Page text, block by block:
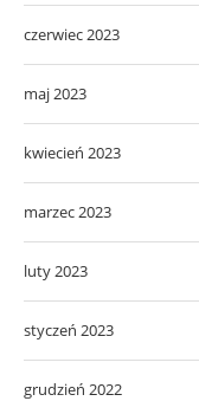
czerwiec 2023
maj 2023
kwiecień 2023
marzec 2023
luty 2023
styczeń 2023
grudzień 2022